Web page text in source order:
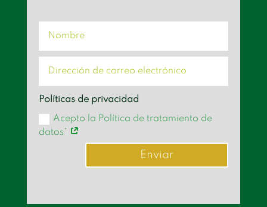
Políticas de privacidad
Acepto la Política de tratamiento de
datos*
Enviar